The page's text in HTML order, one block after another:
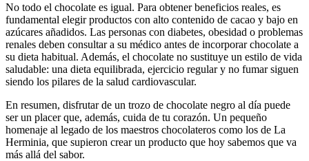
No todo el chocolate es igual. Para obtener beneficios reales, es
fundamental elegir productos con alto contenido de cacao y bajo en
azúcares añadidos. Las personas con diabetes, obesidad o problemas
renales deben consultar a su médico antes de incorporar chocolate a
su dieta habitual. Además, el chocolate no sustituye un estilo de vida
saludable: una dieta equilibrada, ejercicio regular y no fumar siguen
siendo los pilares de la salud cardiovascular.
En resumen, disfrutar de un trozo de chocolate negro al día puede
ser un placer que, además, cuida de tu corazón. Un pequeño
homenaje al legado de los maestros chocolateros como los de La
Herminia, que supieron crear un producto que hoy sabemos que va
más allá del sabor.